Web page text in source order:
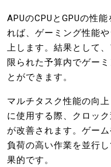
APUのCPUとGPUの性
れば、ゲーミング性能
上します。結果として
限られた予算内でゲー
とができます。
マルチタスク性能の向
に使用する際、クロッ
が改善されます。ゲー
負荷の高い作業を並行
果的です。